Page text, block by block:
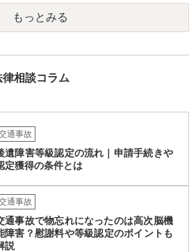
ってもらい、請求金額が正当化をちゃんと
す。 相談者様の資力がどれだけあるのかは
じた対応をして行くほかありません。 訴訟
、どうすればよいのかという正解はあり
がいいかもしれません。
もっとみる
相談コラム
通事故
遺障害等級認定の流れ｜申請手続きや
定獲得の条件とは
通事故
通事故で物忘れになったのは高次脳機
障害？慰謝料や等級認定のポイントも
説